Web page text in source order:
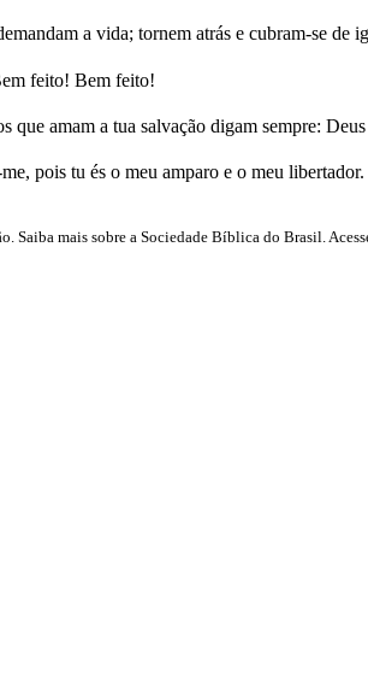
a vida; tornem atrás e cubram-se de
feito! Bem feito!
que amam a tua salvação digam sempre:
pois tu és o meu amparo e o meu
Saiba mais sobre a Sociedade Bíblica do Brasil.